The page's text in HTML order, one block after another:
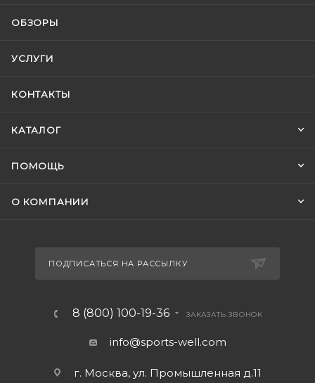
ОБЗОРЫ
УСЛУГИ
КОНТАКТЫ
КАТАЛОГ
ПОМОЩЬ
О КОМПАНИИ
ПОДПИСАТЬСЯ НА РАССЫЛКУ
8 (800) 100-19-36 ЗАКАЗАТЬ ЗВОНОК
info@sports-well.com
г. Москва, ул. Промышленная д.11